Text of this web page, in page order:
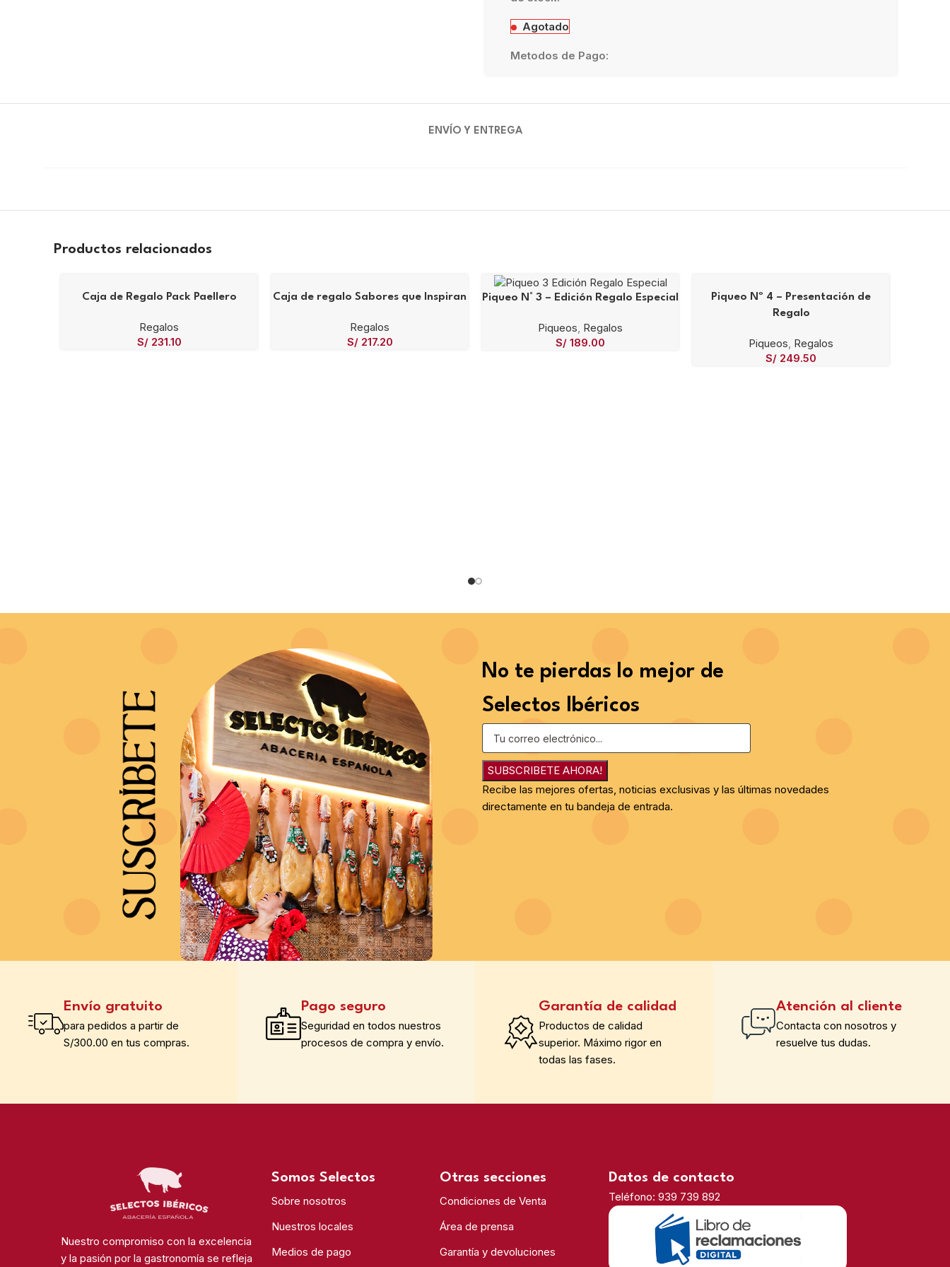
Agotado
Metodos de Pago:
ENVÍO Y ENTREGA
Productos relacionados
Caja de Regalo Pack Paellero
Regalos
S/231.10
Caja de regalo Sabores que Inspiran
Regalos
S/217.20
Piqueo N° 3 – Edición Regalo Especial
Piqueos, Regalos
S/ 189.00
Piqueo Nº 4 – Presentación de
Regalo
Piqueos, Regalos
S/ 249.50
No te pierdas lo mejor de
Selectos Ibéricos
SUBSCRIBETE AHORA!
Recibe las mejores ofertas, noticias exclusivas y las últimas novedades
directamente en tu bandeja de entrada.
Envío gratuito
para pedidos a partir de
S/300.00 en tus compras.
Pago seguro
Seguridad en todos nuestros
procesos de compra y envío.
Garantía de calidad
Productos de calidad
superior. Máximo rigor en
todas las fases.
Atención al cliente
Contacta con nosotros y
resuelve tus dudas.
Nuestro compromiso con la excelencia
y la pasión por la gastronomía se refleja
Somos Selectos
Sobre nosotros
Nuestros locales
Medios de pago
Otras secciones
Condiciones de Venta
Área de prensa
Garantía y devoluciones
Datos de contacto
Teléfono: 939 739 892